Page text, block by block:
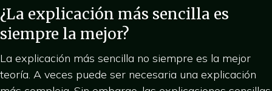
¿La explicación más sencilla es
siempre la mejor?
La explicación más sencilla no siempre es la mejor
teoría. A veces puede ser necesaria una explicación